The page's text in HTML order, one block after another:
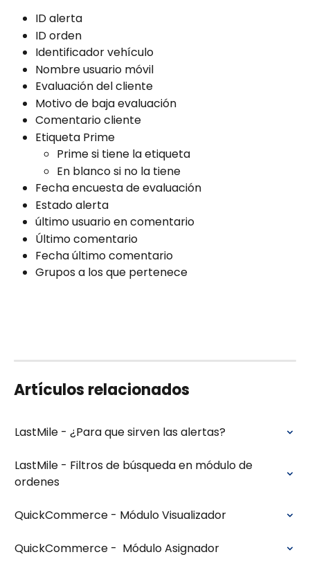
ID alerta
ID orden
Identificador vehículo
Nombre usuario móvil
Evaluación del cliente
Motivo de baja evaluación
Comentario cliente
Etiqueta Prime
Prime si tiene la etiqueta
En blanco si no la tiene
Fecha encuesta de evaluación
Estado alerta
último usuario en comentario
Último comentario
Fecha último comentario
Grupos a los que pertenece
Artículos relacionados
LastMile - ¿Para que sirven las alertas?
LastMile - Filtros de búsqueda en módulo de
ordenes
QuickCommerce - Módulo Visualizador
QuickCommerce -  Módulo Asignador